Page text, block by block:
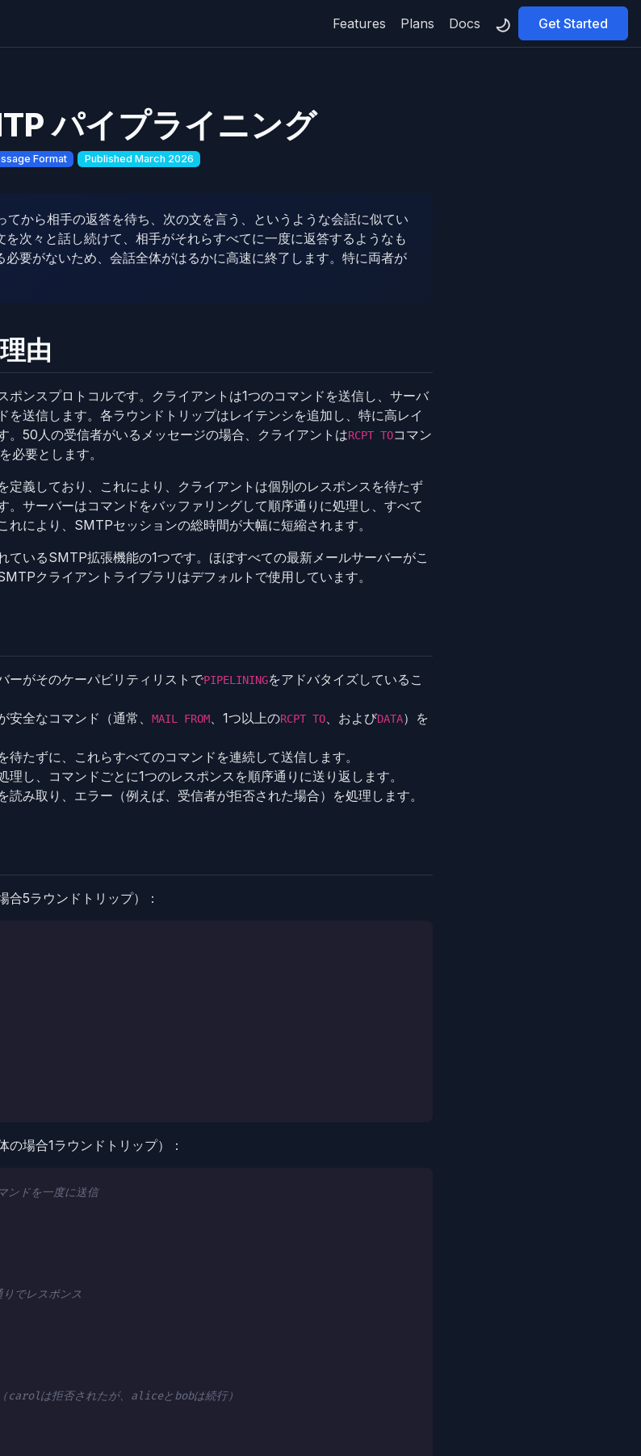
Features Plans Docs Get Started
パイプライニング
Format Published March 2026
から相手の返答を待ち、次の文を言う、というような会話に似てい
次々と話し続けて、相手がそれらすべてに一度に返答するようなも
要がないため、会話全体がはるかに高速に終了します。特に両者が
由
ンスプロトコルです。クライアントは1つのコマンドを送信し、サーバ
を送信します。各ラウンドトリップはレイテンシを追加し、特に高レイ
。50人の受信者がいるメッセージの場合、クライアントはRCPT TOコマン
必要とします。
定義しており、これにより、クライアントは個別のレスポンスを待たず
。サーバーはコマンドをバッファリングして順序通りに処理し、すべて
により、SMTPセッションの総時間が大幅に短縮されます。
ているSMTP拡張機能の1つです。ほぼすべての最新メールサーバーがこ
クライアントライブラリはデフォルトで使用しています。
ーがそのケーパビリティリストでPIPELININGをアドバタイズしているこ
全なコマンド（通常、
MAIL FROM、1つ以上のRCPT TO、およびDATA）を
たずに、これらすべてのコマンドを連続して送信します。
し、コマンドごとに1つのレスポンスを順序通りに送り返します。
読み取り、エラー（例えば、受信者が拒否された場合）を処理します。
合5ラウンドトリップ）：
場合1ラウンドトリップ）：
ンドを一度に送信
でレスポンス
carolは拒否されたが、aliceとbobは続行）